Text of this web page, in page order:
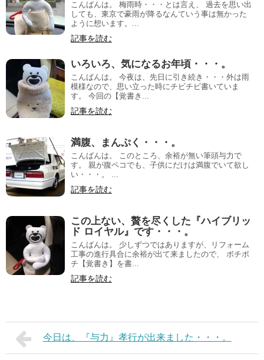
こんばんは。 梅雨時・・・とは言え、 過去を思い出
しても、東京で豪雨が降るなんていう事は無かった
ように想います。...
記事を読む
いろいろ、気になるお年頃・・・。
こんばんは。 今夜は、先日に引き続き・・・外は雨
模様なので、思い立った時にチビチビ書いていま
す。 今回の【覚書き...
記事を読む
満腹、まんぷく・・・。
こんばんは。 このところ、余裕が無い筆頭与力で
す。 親が腹ペコでも、子供にだけは満腹でいて欲し
い・・・。 ...
記事を読む
この上ない、贅を尽くした『ハイブリッ
ド ロイヤル』です・・・。
こんばんは。 少しずつではありますが、リフォーム
工事の進行具合に余裕が出て来ましたので、 ボチボ
チ【覚書き】を書...
記事を読む
今日は、『与力』孝行が出来ました・・・。